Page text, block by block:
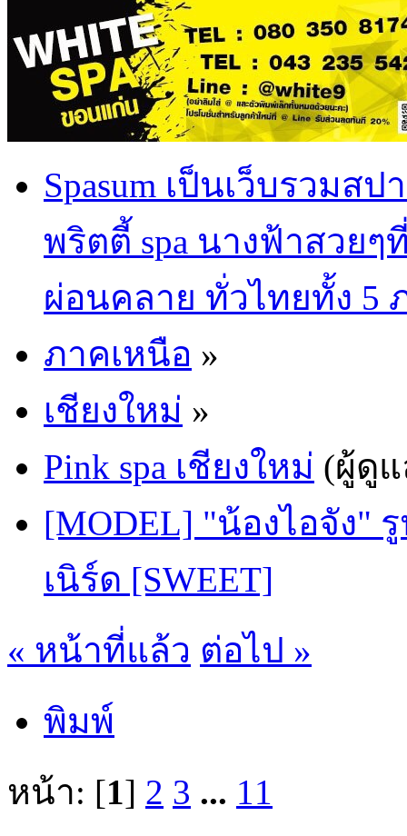
Spasum เป็นเว็บรวม
พริตตี้ spa นางฟ้าสวย
ผ่อนคลาย ทั่วไทยทั้ง 5
ภาคเหนือ »
เชียงใหม่ »
Pink spa เชียงใหม่ (ผู้ดู
[MODEL] "น้องไอจัง"
เนิร์ด [SWEET]
« หน้าที่แล้ว ต่อไป »
พิมพ์
หน้า: [1] 2 3 ... 11